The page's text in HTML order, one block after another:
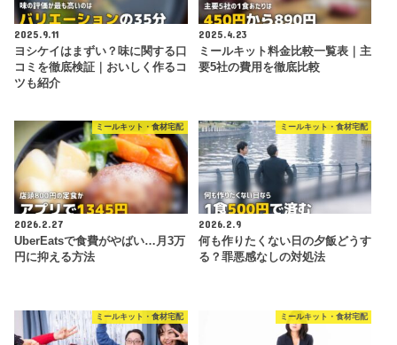
2025.9.11
ヨシケイはまずい？味に関する口
コミを徹底検証｜おいしく作るコ
ツも紹介
2025.4.23
ミールキット料金比較一覧表｜主
要5社の費用を徹底比較
ミールキット・食材宅配
2026.2.27
UberEatsで食費がやばい…月3万
円に抑える方法
ミールキット・食材宅配
2026.2.9
何も作りたくない日の夕飯どうす
る？罪悪感なしの対処法
ミールキット・食材宅配 ミールキット・食材宅配